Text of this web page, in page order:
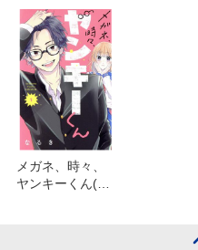
メガネ、時々、
ヤンキーくん(1)